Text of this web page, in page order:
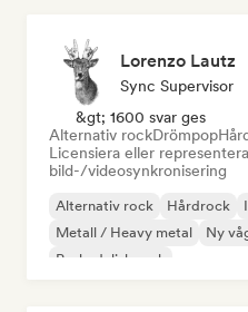
Lorenzo Lautz
Sync Supervisor
&gt; 1600 svar ges
Alternativ rockDrömpop
Licensiera eller
bild-/videosynkronisering
Alternativ rock Hårdrock
Metall / Heavy metal
Ny
Psykedelisk rock